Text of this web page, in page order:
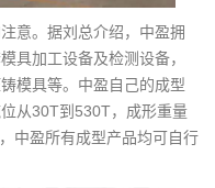
意。据刘总介绍，中盈拥
具加工设备及检测设备，
模具等。中盈自己的成型
从30T到530T，成形重量
中盈所有成型产品均可自行